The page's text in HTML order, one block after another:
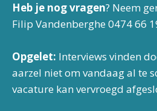
Heb je nog vragen? Neem
Filip Vandenberghe 0474 66
Opgelet: Interviews vinden
aarzel niet om vandaag al te
vacature kan vervroegd